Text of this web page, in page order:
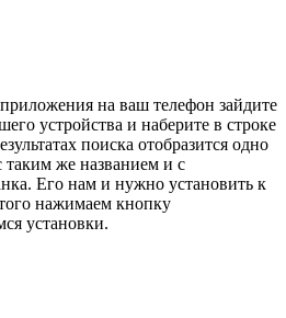
на ваш телефон зайдите
устройства и наберите в строке
поиска отобразится одно
же названием и с
Его нам и нужно установить к
нажимаем кнопку
установки.